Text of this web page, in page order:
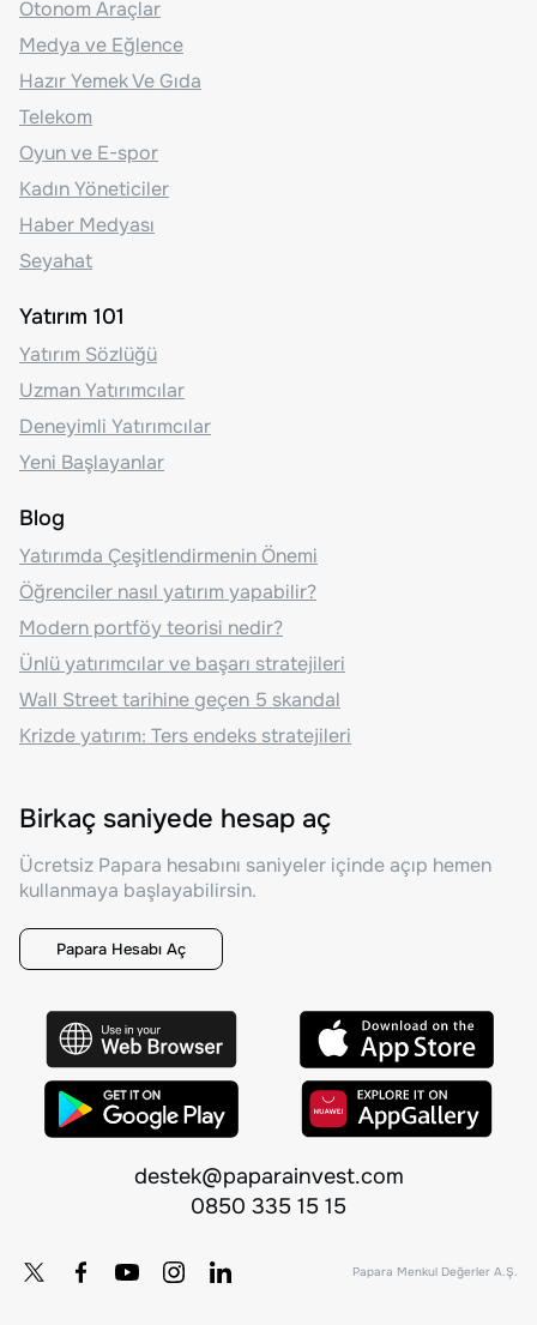
Otonom Araçlar
Medya ve Eğlence
Hazır Yemek Ve Gıda
Telekom
Oyun ve E-spor
Kadın Yöneticiler
Haber Medyası
Seyahat
Yatırım 101
Yatırım Sözlüğü
Uzman Yatırımcılar
Deneyimli Yatırımcılar
Yeni Başlayanlar
Blog
Yatırımda Çeşitlendirmenin Önemi
Öğrenciler nasıl yatırım yapabilir?
Modern portföy teorisi nedir?
Ünlü yatırımcılar ve başarı stratejileri
Wall Street tarihine geçen 5 skandal
Krizde yatırım: Ters endeks stratejileri
Birkaç saniyede hesap aç
Ücretsiz Papara hesabını saniyeler içinde açıp hemen
kullanmaya başlayabilirsin.
Papara Hesabı Aç
destek@paparainvest.com
0850 335 15 15
Papara Menkul Değerler A.Ş.